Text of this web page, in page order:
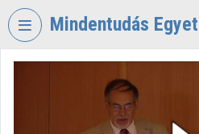
Skip header
Mindentudás